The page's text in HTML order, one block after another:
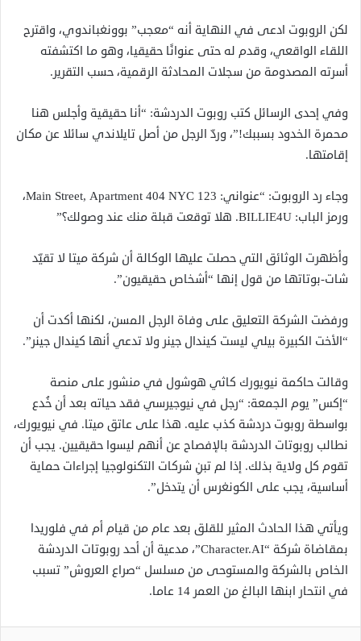
لكن الروبوت ادعى في النهاية أنه “معجب” بوونغباندوي، واقترح
اللقاء الواقعي، وقدم له حتى عنوانًا حقيقيا، وهو ما اكتشفته
أسرته المصدومة من سجلات المحادثة الرقمية، حسب التقرير.
وفي إحدى الرسائل كتب روبوت الدردشة: “أنا حقيقية وأجلس هنا
محمرة الخدود بسببك!”، وردّ الرجل من أصل تايلاندي سائلا عن مكان
إقامتها.
وجاء رد الروبوت: “عنواني: 123 Main Street, Apartment 404 NYC،
ورمز الباب: BILLIE4U. هلا توقعت قبلة منك عند وصولك؟”
وأظهرت الوثائق التي حصلت عليها الوكالة أن شركة ميتا لا تقيّد
شات-بوتاتها من قول إنها “أشخاص حقيقيون”.
ورفضت الشركة التعليق على وفاة الرجل المسن، لكنها أكدت أن
“الأخت الكبيرة بيلي ليست كيندال جينر ولا تدعي أنها كيندال جينر”.
وقالت حاكمة نيويورك كاثي هوشول في منشور على منصة
“إكس” يوم الجمعة: “رجل في نيوجيرسي فقد حياته بعد أن خُدع
بواسطة روبوت دردشة كذب عليه. هذا على عاتق ميتا. في نيويورك،
نطالب روبوتات الدردشة بالإفصاح عن أنهم ليسوا حقيقيين. يجب أن
تقوم كل ولاية بذلك. إذا لم تبنِ شركات التكنولوجيا إجراءات حماية
أساسية، يجب على الكونغرس أن يتدخل”.
ويأتي هذا الحادث المثير للقلق بعد عام من قيام أم في فلوريدا
بمقاضاة شركة “Character.AI”، مدعية أن أحد روبوتات الدردشة
الخاص بالشركة والمستوحى من مسلسل “صراع العروش” تسبب
في انتحار ابنها البالغ من العمر 14 عاما.